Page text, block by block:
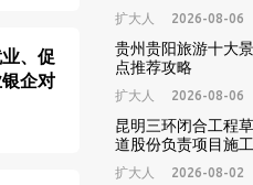
、促
企对
扩大人 2026-08-06
贵州贵阳旅游十大
点推荐攻略
扩大人 2026-08-06
昆明三环闭合工程
道股份负责项目施工
扩大人 2026-08-02